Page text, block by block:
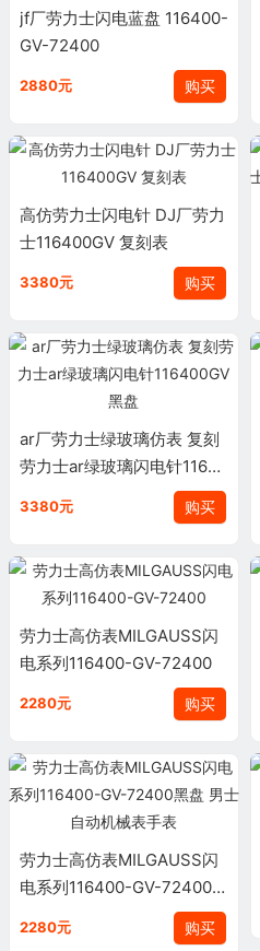
jf厂劳力士闪电蓝盘 116400-
GV-72400
2880元 购买
高仿劳力士闪电针 DJ厂劳力
士116400GV 复刻表
3380元 购买
ar厂劳力士绿玻璃仿表 复刻
劳力士ar绿玻璃闪电针11640
3380元 购买
劳力士高仿表MILGAUSS闪
电系列116400-GV-72400
2280元 购买
劳力士高仿表MILGAUSS闪
电系列116400-GV-72400黑
盘 男士自动机械表手表
2280元 购买